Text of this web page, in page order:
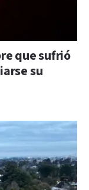
que sufrió
su